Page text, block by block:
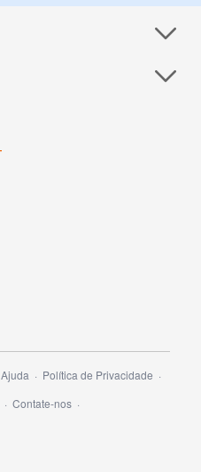
Ajuda
Política de Privacidade
Contate-nos